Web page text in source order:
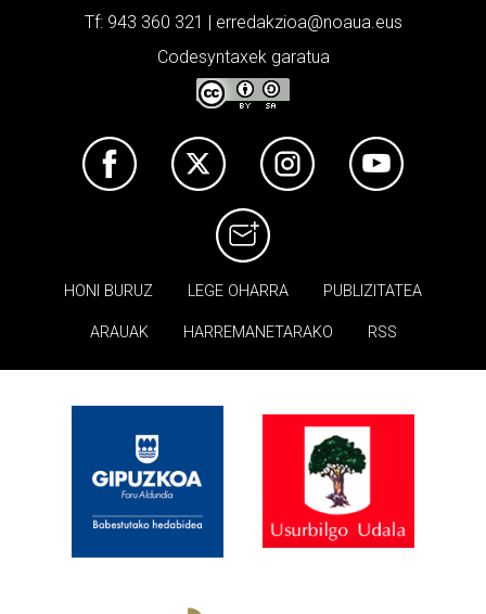
Tf: 943 360 321 | erredakzioa@noaua.eus
Codesyntaxek garatua
HONI BURUZ LEGE OHARRA PUBLIZITATEA
ARAUAK HARREMANETARAKO RSS